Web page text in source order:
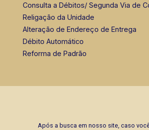
Consulta a Débitos/ Segunda Via de
Religação da Unidade
Alteração de Endereço de Entrega
Débito Automático
Reforma de Padrão
Após a busca em nosso site, caso